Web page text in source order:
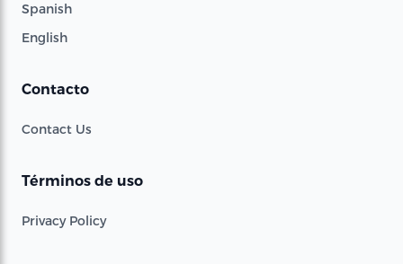
Spanish
English
Contacto
Contact Us
Términos de uso
Privacy Policy